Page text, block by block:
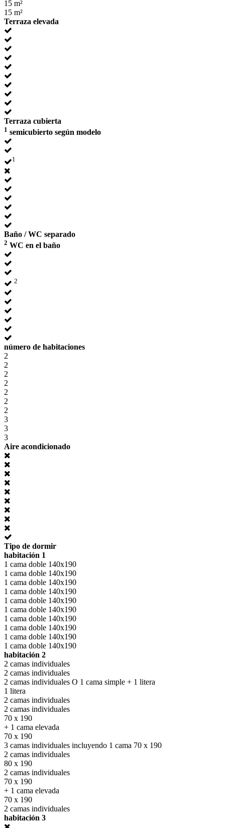
15 m²
15 m²
Terraza elevada
Terraza cubierta
1 semicubierto según modelo
1
Baño / WC separado
2 WC en el baño
2
número de habitaciones
2
2
2
2
2
2
2
3
3
3
Aire acondicionado
Tipo de dormir
habitación 1
1 cama doble 140x190
1 cama doble 140x190
1 cama doble 140x190
1 cama doble 140x190
1 cama doble 140x190
1 cama doble 140x190
1 cama doble 140x190
1 cama doble 140x190
1 cama doble 140x190
1 cama doble 140x190
habitación 2
2 camas individuales
2 camas individuales
2 camas individuales O 1 cama simple + 1 litera
1 litera
2 camas individuales
2 camas individuales
70 x 190
+ 1 cama elevada
70 x 190
3 camas individuales incluyendo 1 cama 70 x 190
2 camas individuales
80 x 190
2 camas individuales
70 x 190
+ 1 cama elevada
70 x 190
2 camas individuales
habitación 3